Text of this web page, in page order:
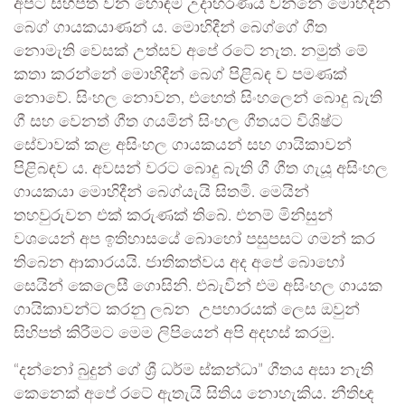
අපට සිහිපත් වන හොඳම උදාහරණය වන්නේ මොහිදීන්
බෙග් ගායකයාණන් ය. මොහිදීන් බෙග්ගේ ගීත
නොමැති වෙසක් උත්සව අපේ රටේ නැත. නමුත් මේ
කතා කරන්නේ මොහිදීන් බෙග් පිළිබඳ ව පමණක්
නොවේ. සිංහල නොවන, එහෙත් සිංහලෙන් බොදු බැති
ගී සහ වෙනත් ගීත ගයමින් සිංහල ගීතයට විශිෂ්ට
සේවාවක් කළ අසිංහල ගායකයන් සහ ගායිකාවන්
පිළිබඳව ය. අවසන් වරට බොදු බැති ගී ගීත ගැයූ අසිංහල
ගායකයා මොහිදීන් බෙග්යැයි සිතමි. මෙයින්
තහවුරුවන එක් කරුණක් තිබේ. එනම් මිනිසුන්
වශයෙන් අප ඉතිහාසයේ බොහෝ පසුපසට ගමන් කර
තිබෙන ආකාරයයි. ජාතිකත්වය අද අපේ බොහෝ
සෙයින් කෙලෙසී ගොසිනි. එබැවින් එම අසිංහල ගායක
ගායිකාවන්ට කරනු ලබන ⁣ උපහාරයක් ලෙස ඔවුන්
සිහිපත් කිරීමට මෙම ලිපියෙන් අපි අදහස් කරමු.
“දන්නෝ බුදුන් ගේ ශ්‍රී ධර්ම ස්කන්ධා” ගීතය අසා නැති
කෙනෙක් අපේ රටේ ඇතැයි සිතිය නොහැකිය. නීතිඥ